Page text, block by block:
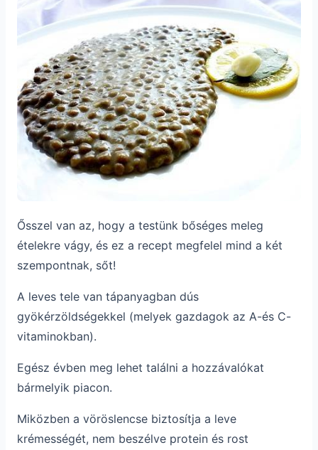
Ősszel van az, hogy a testünk bőséges meleg
ételekre vágy, és ez a recept megfelel mind a két
szempontnak, sőt!
A leves tele van tápanyagban dús
gyökérzöldségekkel (melyek gazdagok az A-és C-
vitaminokban).
Egész évben meg lehet találni a hozzávalókat
bármelyik piacon.
Miközben a vöröslencse biztosítja a leve
krémességét, nem beszélve protein és rost